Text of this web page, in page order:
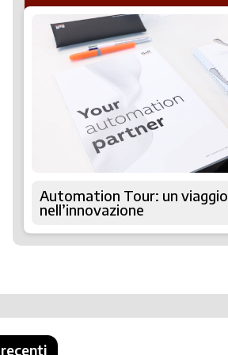
Automation Tour: un viaggio
nell’innovazione